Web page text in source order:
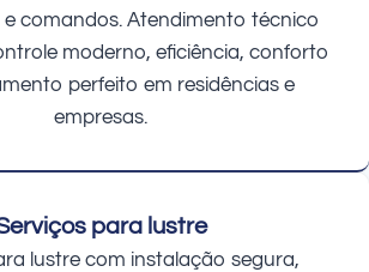
comandos. Atendimento técnico
moderno, eficiência, conforto
perfeito em residências e
empresas.
para lustre
lustre com instalação segura,